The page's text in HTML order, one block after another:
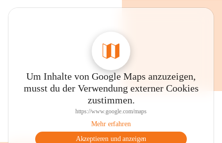
Um Inhalte von Google Maps anzuzeigen,
musst du der Verwendung externer Cookies
zustimmen.
https://www.google.com/maps
Mehr erfahren
Akzeptieren und anzeigen